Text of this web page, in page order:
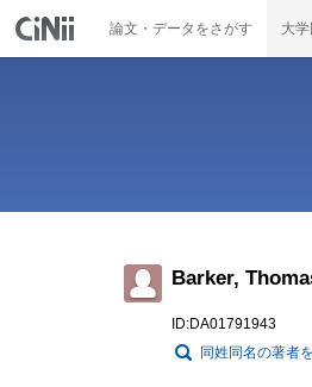
論文・データをさがす 大
Barker,
ID:DA01791943
同姓同名の著者